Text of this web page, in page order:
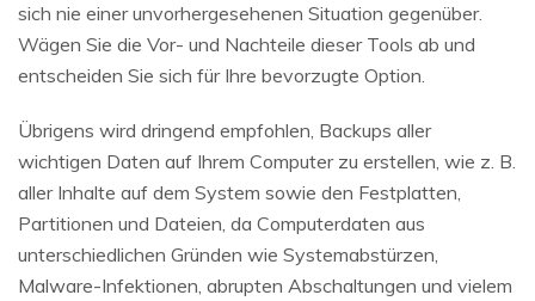
sich nie einer unvorhergesehenen Situation gegenüber.
Wägen Sie die Vor- und Nachteile dieser Tools ab und
entscheiden Sie sich für Ihre bevorzugte Option.
Übrigens wird dringend empfohlen, Backups aller
wichtigen Daten auf Ihrem Computer zu erstellen, wie z. B.
aller Inhalte auf dem System sowie den Festplatten,
Partitionen und Dateien, da Computerdaten aus
unterschiedlichen Gründen wie Systemabstürzen,
Malware-Infektionen, abrupten Abschaltungen und vielem